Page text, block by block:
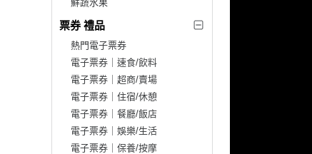
鮮蔬水果
票券 禮品
熱門電子票券
電子票券｜速食/飲料
電子票券｜超商/賣場
電子票券｜住宿/休憩
電子票券｜餐廳/飯店
電子票券｜娛樂/生活
電子票券｜保養/按摩